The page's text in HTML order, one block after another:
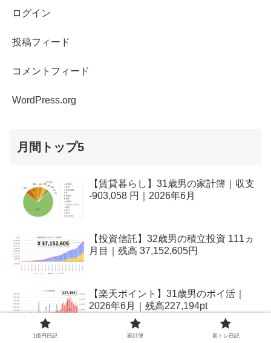
ログイン
投稿フィード
コメントフィード
WordPress.org
月間トップ5
【賃貸暮らし】31歳男の家計簿｜収支
-903,058 円｜2026年6月
【投資信託】32歳男の積立投資 111ヵ
月目｜残高 37,152,605円
【楽天ポイント】31歳男のポイ活｜
2026年6月｜残高227,194pt
1億円日記 家計簿 筋トレ日記